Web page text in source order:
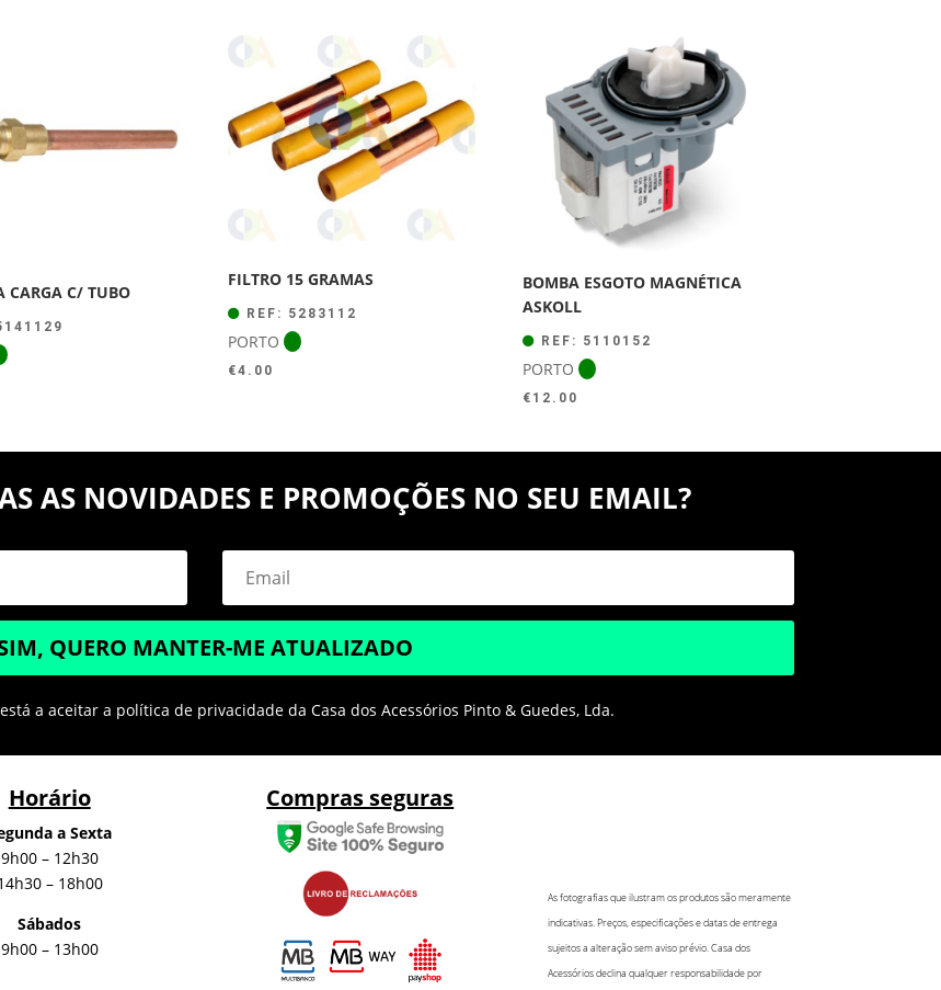
€44.00.€39.50.
CARGA C/ TUBO
FILTRO 15 GRAMAS
REF: 5283112
PORTO
€4.00
BOMBA ESGOTO MAGNÉTICA
ASKOLL
REF: 5110152
PORTO
€ 12.00
AS NOVIDADES E PROMOÇÕES NO SEU EMAIL?
QUERO MANTER-ME ATUALIZADO
a aceitar a política de privacidade da Casa dos Acessórios Pinto & Guedes, Lda.
Horário
a Sexta
9h00 – 12h30
– 18h00
Sábados
9h00 – 13h00
Compras seguras
As fotografias que ilustram os produtos são meramente
indicativas. Preços, especificações e datas de entrega
sujeitos a alteração sem aviso prévio. Casa dos
Acessórios declina qualquer responsabilidade por